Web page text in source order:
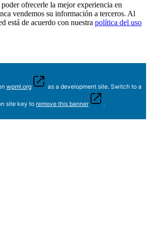
ofrecerle la mejor experiencia en
vendemos su información a terceros. Al
está de acuerdo con nuestra política del uso
wpml.org as a development site. Switch to a
site key to remove this banner .